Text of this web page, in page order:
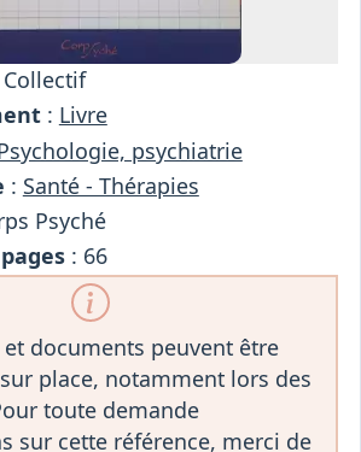
: Livre
psychiatrie
: Santé - Thérapies
Psyché
: 66
et documents peuvent être
place, notamment lors des
toute demande
sur cette référence, merci de